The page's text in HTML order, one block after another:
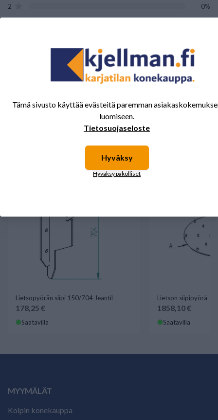
2
0%
Tälle tuotteelle ei ole vielä arvioita.
Kirjaudu sisään ja
Sinua saattavat kiinnostaa myös nämä
Lietsopyörän siipi 150/704 Jeantil
178,25 €
Saatavilla
Lietson siipipyörä
1858,10 €
Saatavilla
MYYMÄLÄT
Kolpin konekauppa
Tämä sivusto käyttää evästeitä paremman
luomiseen.
Tietosuojaseloste
Hyväksy
Hyväksy pakolliset